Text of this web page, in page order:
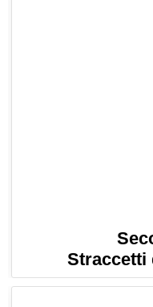
Straccetti